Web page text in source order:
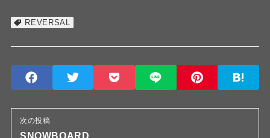
REVERSAL
次の投稿
SNOWBOARD